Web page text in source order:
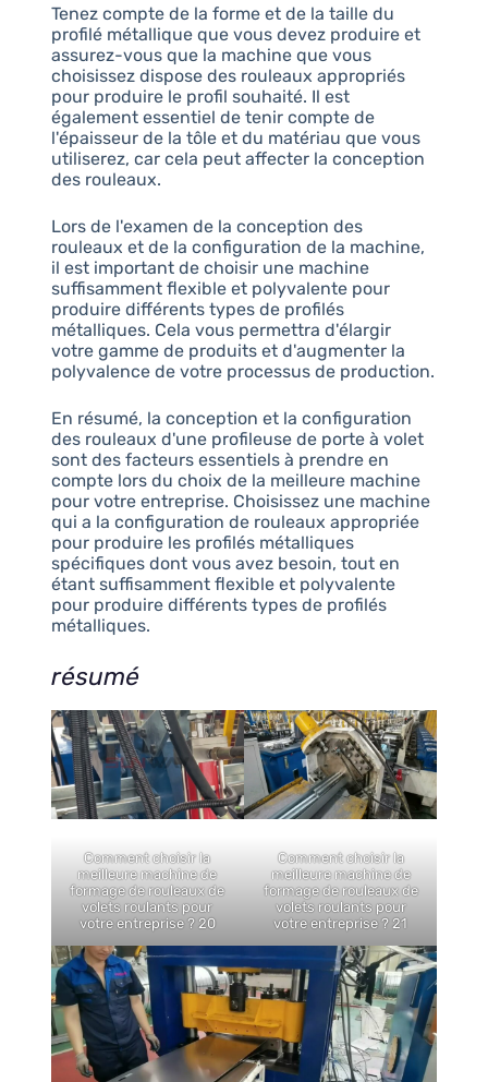
Tenez compte de la forme et de la taille du
profilé métallique que vous devez produire et
assurez-vous que la machine que vous
choisissez dispose des rouleaux appropriés
pour produire le profil souhaité. Il est
également essentiel de tenir compte de
l'épaisseur de la tôle et du matériau que vous
utiliserez, car cela peut affecter la conception
des rouleaux.
Lors de l'examen de la conception des
rouleaux et de la configuration de la machine,
il est important de choisir une machine
suffisamment flexible et polyvalente pour
produire différents types de profilés
métalliques. Cela vous permettra d'élargir
votre gamme de produits et d'augmenter la
polyvalence de votre processus de production.
En résumé, la conception et la configuration
des rouleaux d'une profileuse de porte à volet
sont des facteurs essentiels à prendre en
compte lors du choix de la meilleure machine
pour votre entreprise. Choisissez une machine
qui a la configuration de rouleaux appropriée
pour produire les profilés métalliques
spécifiques dont vous avez besoin, tout en
étant suffisamment flexible et polyvalente
pour produire différents types de profilés
métalliques.
résumé
Comment choisir la
meilleure machine de
formage de rouleaux de
volets roulants pour
votre entreprise ? 20
Comment choisir la
meilleure machine de
formage de rouleaux de
volets roulants pour
votre entreprise ? 21